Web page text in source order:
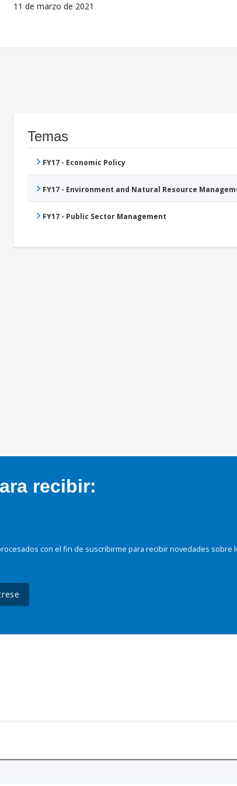
11 de marzo de 2021
Temas
FY17 - Economic Policy
FY17 - Environment and Natural Resource
FY17 - Public Sector Management
recibir:
con el fin de suscribirme para recibir novedades sobre